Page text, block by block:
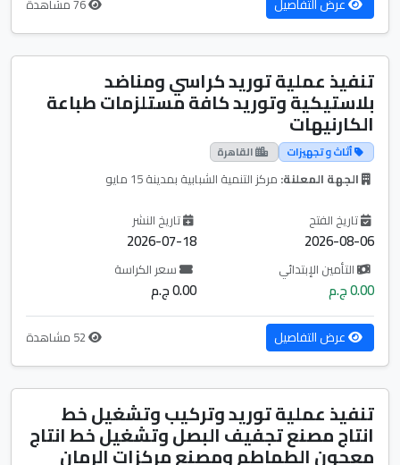
تنفيذ عملية توريد كراسي ومناضد
بلاستيكية وتوريد كافة مستلزمات طباعة
الكارنيهات
أثاث و تجهيزات القاهرة
الجهة المعلنة: مركز التنمية الشبابية بمدينة 15 مايو
تاريخ الفتح
2026-08-06
تاريخ النشر
2026-07-18
التأمين الإبتدائي
0.00 ج.م
سعر الكراسة
0.00 ج.م
عرض التفاصيل
تنفيذ عملية توريد وتركيب وتشغيل خط
انتاج مصنع تجفيف البصل وتشغيل خط انتاج
معجون الطماطم ومصنع مركزات الرمان